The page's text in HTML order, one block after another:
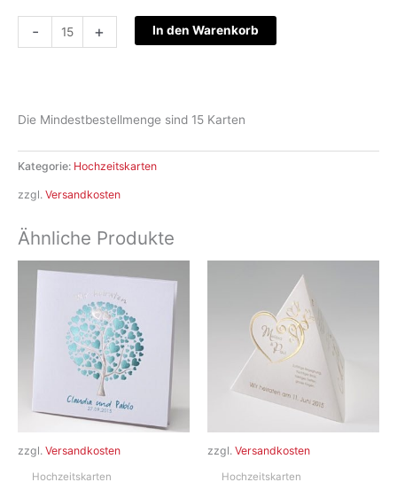
-
Hochzeitskarte
S12-
+ In den Warenkorb
Die Mindestbestellmenge sind 15 Karten
Kategorie: Hochzeitskarten
zzgl. Versandkosten
Ähnliche Produkte
zzgl. Versandkosten
Hochzeitskarten
zzgl. Versandkosten
Hochzeitskarten